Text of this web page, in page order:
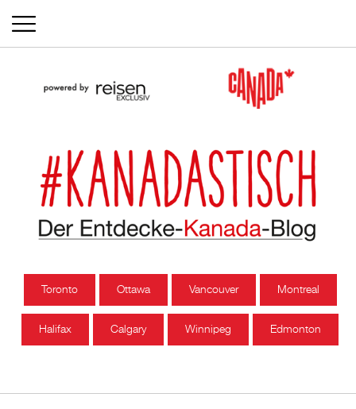
Toronto Ottawa Vancouver Montreal
Halifax Calgary Winnipeg Edmonton